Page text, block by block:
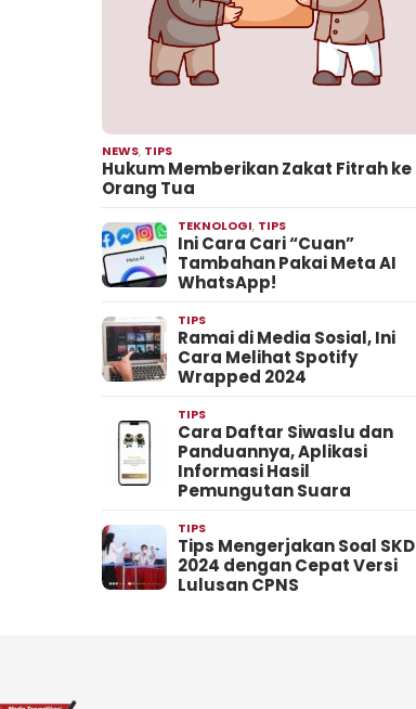
NEWS, TIPS
Hukum Memberikan Zakat Fitrah ke
Orang Tua
TEKNOLOGI, TIPS
Ini Cara Cari “Cuan”
Tambahan Pakai Meta AI
WhatsApp!
TIPS
Ramai di Media Sosial, Ini
Cara Melihat Spotify
Wrapped 2024
TIPS
Cara Daftar Siwaslu dan
Panduannya, Aplikasi
Informasi Hasil
Pemungutan Suara
TIPS
Tips Mengerjakan Soal SKD
2024 dengan Cepat Versi
Lulusan CPNS